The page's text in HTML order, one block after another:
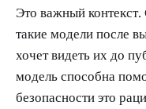
Это важный
такие модели после
хочет видеть их до
модель способна
безопасности это